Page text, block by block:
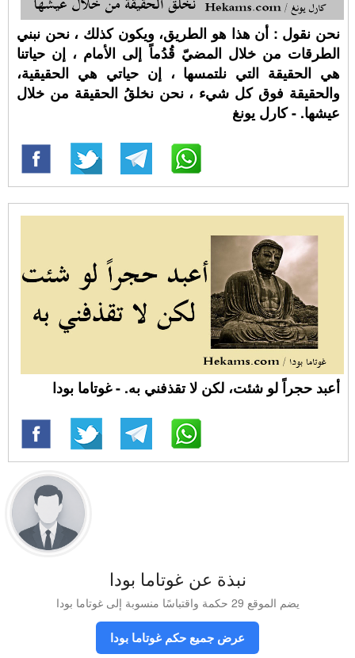
نحن نقول : أن هذا هو الطريق، ويكون كذلك ، نحن نبني
الطرقات من خلال المضيّ قُدُماً إلى الأمام ، إن حياتنا
هي الحقيقة التي نلتمسها ، إن حياتي هي الحقيقية،
والحقيقة فوق كل شيء ، نحن نخلقُ الحقيقة من خلال
عيشها. - كارل يونغ
أعبد حجراً لو شئت، لكن لا تقذفني به. - غوتاما بودا
نبذة عن غوتاما بودا
يضم الموقع 29 حكمة واقتباسًا منسوبة إلى غوتاما بودا
عرض جميع حكم غوتاما بودا